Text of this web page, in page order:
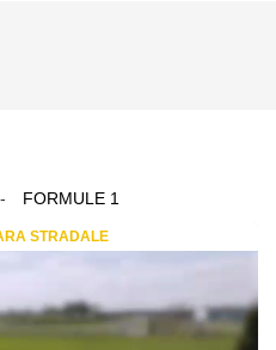
FORMULE 1